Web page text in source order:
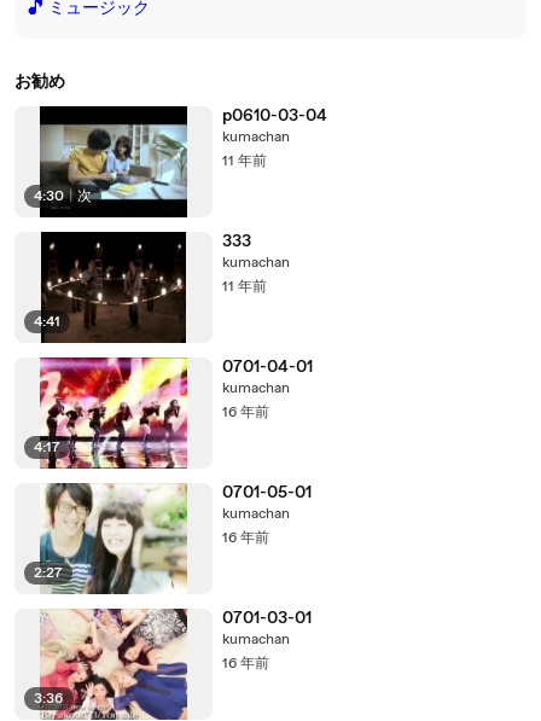
🎵 ミュージック
お勧め
4:30 | 次
p0610-03-04
kumachan
11 年前
4:41
333
kumachan
11 年前
4:17
0701-04-01
kumachan
16 年前
2:27
0701-05-01
kumachan
16 年前
3:36
0701-03-01
kumachan
16 年前